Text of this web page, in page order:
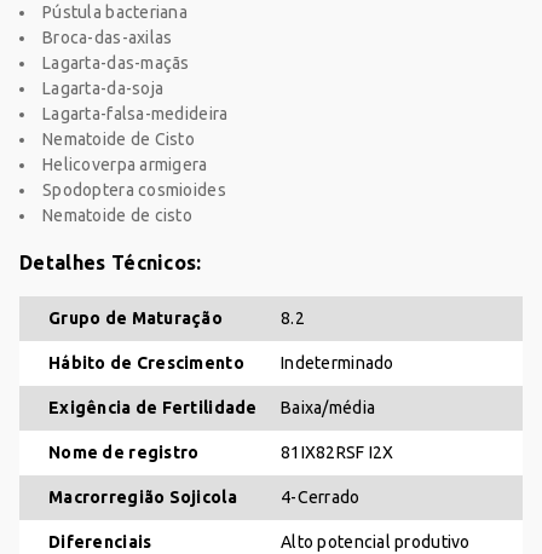
Sem produtos
Adicione produtos clicando em 'Comprar com
consultor'
Pústula bacteriana
Broca-das-axilas
Lagarta-das-maçãs
Lagarta-da-soja
Lagarta-falsa-medideira
Nematoide de Cisto
Helicoverpa armigera
Spodoptera cosmioides
Nematoide de cisto
Detalhes Técnicos:
Grupo de Maturação 8.2
Hábito de Crescimento Indeterminado
Exigência de Fertilidade Baixa/média
Nome de registro 81IX82RSF I2X
Macrorregião Sojicola 4-Cerrado
Diferenciais Alto potencial produtivo